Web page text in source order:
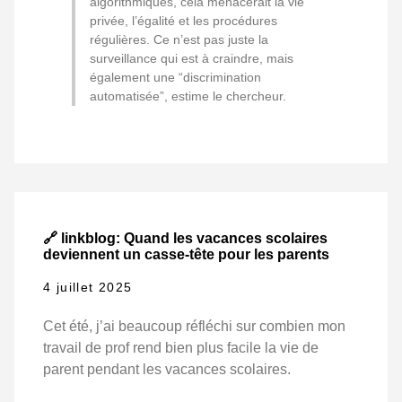
privée, l’égalité et les procédures
régulières. Ce n’est pas juste la
surveillance qui est à craindre, mais
également une “discrimination
automatisée”, estime le chercheur.
🔗 linkblog: Quand les vacances scolaires
deviennent un casse-tête pour les parents
4 juillet 2025
Cet été, j’ai beaucoup réfléchi sur combien mon
travail de prof rend bien plus facile la vie de
parent pendant les vacances scolaires.